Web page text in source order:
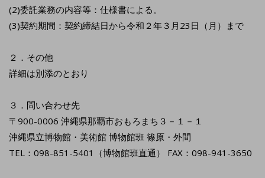
(2)委託業務の内容等：仕様書による。
(3)契約期間：契約締結日から令和２年３月23日（月）まで
２．その他
詳細は別添のとおり
３．問い合わせ先
〒900-0006 沖縄県那覇市おもろまち３－１－１
沖縄県立博物館・美術館 博物館班 篠原・外間
TEL：098-851-5401（博物館班直通） FAX：098-941-3650